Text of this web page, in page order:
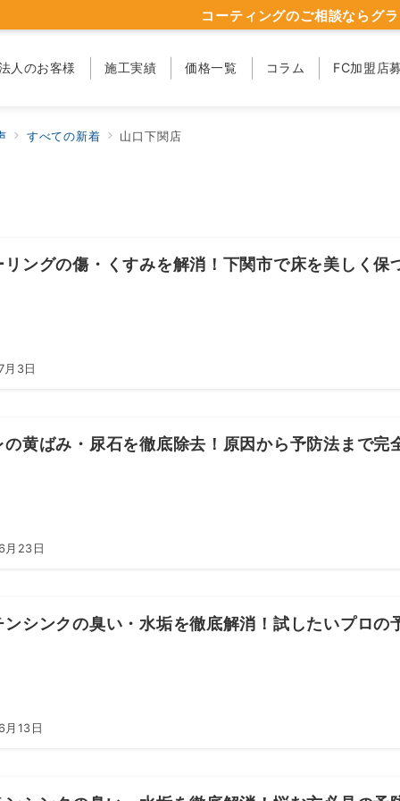
人のお客様 施工実績 価格一覧 コラム FC加盟店
コーティングのご相談ならグ
すべての新着 山口下関店
リングの傷・くすみを解消！下関市で床を美しく保
3日
の黄ばみ・尿石を徹底除去！原因から予防法まで完
月23日
ンシンクの臭い・水垢を徹底解消！試したいプロの
13日